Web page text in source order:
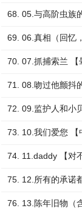
68. 05.与高阶虫族
69. 06.真相（回忆
70. 07.抓捕索兰 【
71. 08.吻过他颤抖
72. 09.监护人和小
73. 10.我们爱您 【
74. 11.daddy 【对
75. 12.所有的承诺
76. 13.陈年旧物（